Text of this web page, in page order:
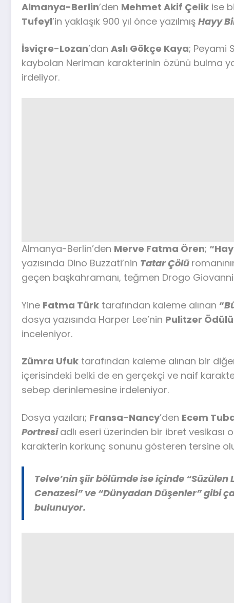
Almanya-Berlin’den Mehmet Akif Çelik ise
Tufeyl’in yaklaşık 900 yıl önce yazılmış Hayy
İsviçre-Lozan’dan Aslı Gökçe Kaya; Peyami
kaybolan Neriman karakterinin özünü bulma
irdeliyor.
Almanya-Berlin’den Merve Fatma Ören;
yazısında Dino Buzzati’nin Tatar Çölü
geçen başkahramanı, teğmen Drogo
Yine Fatma Türk tarafından kaleme alınan “
dosya yazısında Harper Lee’nin Pulitzer
inceleniyor.
Zümra Ufuk tarafından kaleme alınan bir
içerisindeki belki de en gerçekçi ve naif
sebep derinlemesine irdeleniyor.
Dosya yazıları; Fransa-Nancy’den Ecem
Portresiadlı eseri üzerinden bir ibret vesikası
karakterin korkunç sonunu gösteren tersine
Telve’nin şiir bölümde ise içinde “Süzülen
Cenazesi” ve “Dünyadan Düşenler” gibi
bulunuyor.